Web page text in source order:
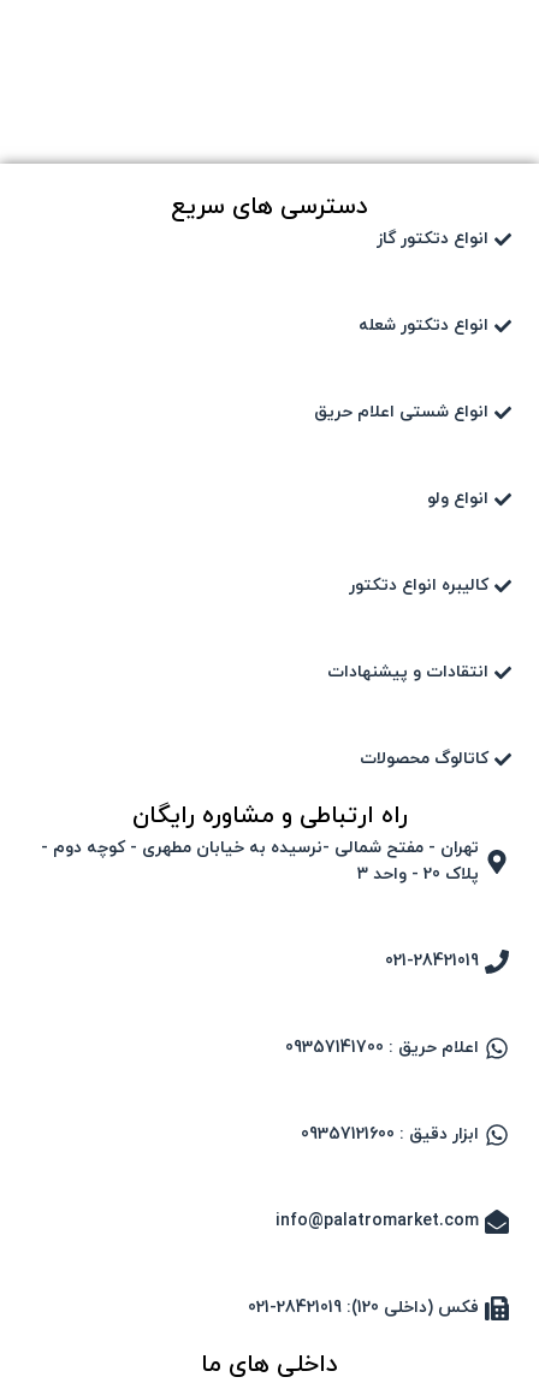
دسترسی های سریع
انواع دتکتور گاز
انواع دتکتور شعله
انواع شستی اعلام حریق
انواع ولو
کالیبره انواع دتکتور
انتقادات و پیشنهادات
کاتالوگ محصولات
راه ارتباطی و مشاوره رایگان
تهران - مفتح شمالی -نرسیده به خیابان مطهری - کوچه دوم -
پلاک 20 - واحد ۳
021-28421019
اعلام حریق : 09357141700
ابزار دقیق : 09357121600
info@palatromarket.com
فکس (داخلی 120): 28421019-021
داخلی های ما